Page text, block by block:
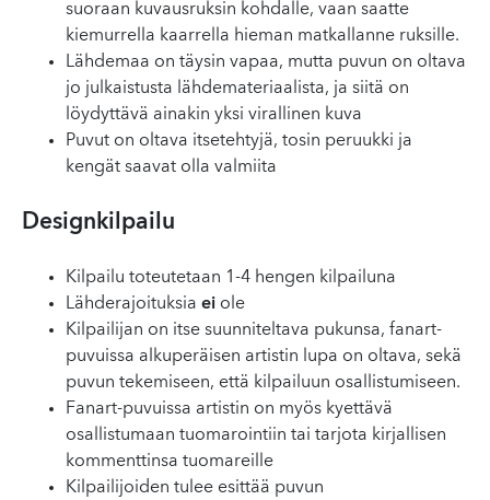
suoraan kuvausruksin kohdalle, vaan saatte
kiemurrella kaarrella hieman matkallanne ruksille.
Lähdemaa on täysin vapaa, mutta puvun on oltava
jo julkaistusta lähdemateriaalista, ja siitä on
löydyttävä ainakin yksi virallinen kuva
Puvut on oltava itsetehtyjä, tosin peruukki ja
kengät saavat olla valmiita
Designkilpailu
Kilpailu toteutetaan 1-4 hengen kilpailuna
Lähderajoituksia ei ole
Kilpailijan on itse suunniteltava pukunsa, fanart-
puvuissa alkuperäisen artistin lupa on oltava, sekä
puvun tekemiseen, että kilpailuun osallistumiseen.
Fanart-puvuissa artistin on myös kyettävä
osallistumaan tuomarointiin tai tarjota kirjallisen
kommenttinsa tuomareille
Kilpailijoiden tulee esittää puvun